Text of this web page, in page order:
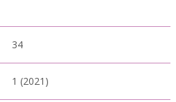
34
1 (2021)